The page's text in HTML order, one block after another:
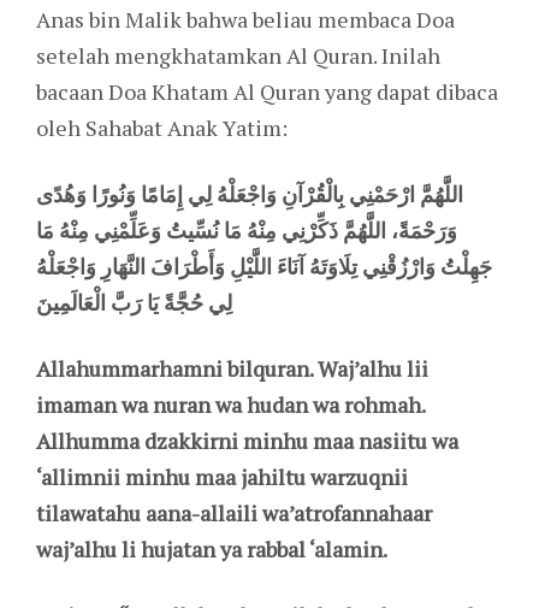
Anas bin Malik bahwa beliau membaca Doa
setelah mengkhatamkan Al Quran. Inilah
bacaan Doa Khatam Al Quran yang dapat dibaca
oleh Sahabat Anak Yatim:
اللَّهُمَّ ارْحَمْنِي بِالْقُرْآنِ وَاجْعَلْهُ لِي إِمَامًا وَنُورًا وَهُدًى
وَرَحْمَةً، اللَّهُمَّ ذَكِّرْنِي مِنْهُ مَا نُسِّيتُ وَعَلِّمْنِي مِنْهُ مَا
جَهِلْتُ وَارْزُقْنِي تِلَاوَتَهُ آنَاءَ اللَّيْلِ وَأَطْرَافَ النَّهَارِ وَاجْعَلْهُ
لِي حُجَّةً يَا رَبَّ الْعَالَمِينَ
Allahummarhamni bilquran. Waj’alhu lii
imaman wa nuran wa hudan wa rohmah.
Allhumma dzakkirni minhu maa nasiitu wa
‘allimnii minhu maa jahiltu warzuqnii
tilawatahu aana-allaili wa’atrofannahaar
waj’alhu li hujatan ya rabbal ‘alamin.